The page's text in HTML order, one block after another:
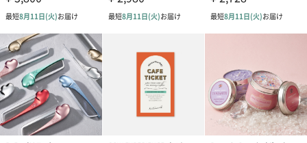
商品オプション情報
お届けボックスオプション
配送用のダンボールを装飾いたします。お相手のご住所に直接お
送りする際に人気のオプションです。お相手に直接手渡しする場
合は、紙袋との併用もおすすめです。